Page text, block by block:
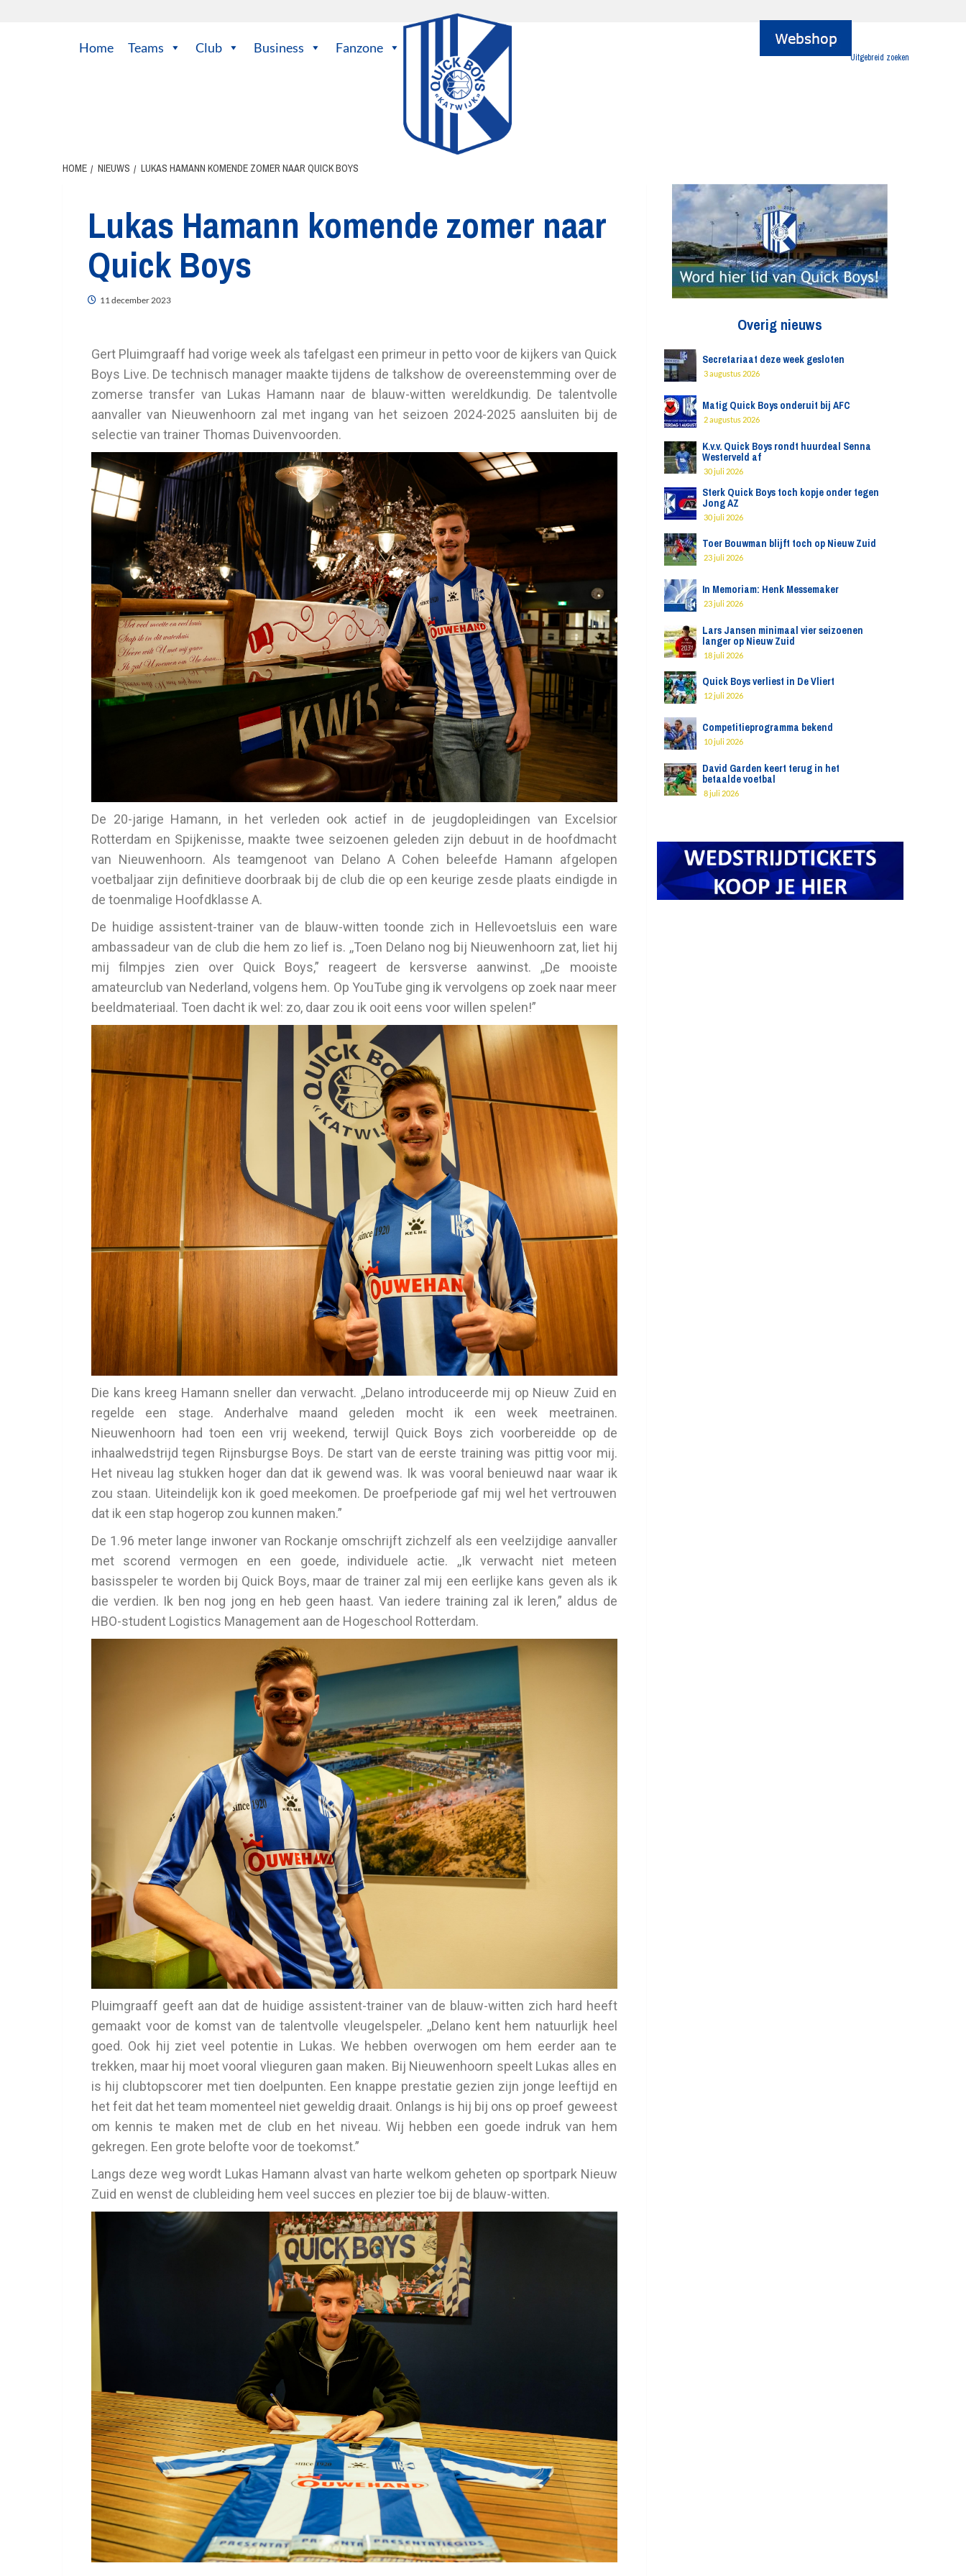
Home Teams Club Business Fanzone
Uitgebreid zoeken
HOME NIEUWS LUKAS HAMANN KOMENDE ZOMER NAAR QUICK BOYS
Lukas Hamann komende zomer naar
Quick Boys
11 december 2023
Gert Pluimgraaff had vorige week als tafelgast een primeur in petto voor de kijkers van Quick
Boys Live. De technisch manager maakte tijdens de talkshow de overeenstemming over de
zomerse transfer van Lukas Hamann naar de blauw-witten wereldkundig. De talentvolle
aanvaller van Nieuwenhoorn zal met ingang van het seizoen 2024-2025 aansluiten bij de
selectie van trainer Thomas Duivenvoorden.
De 20-jarige Hamann, in het verleden ook actief in de jeugdopleidingen van Excelsior
Rotterdam en Spijkenisse, maakte twee seizoenen geleden zijn debuut in de hoofdmacht
van Nieuwenhoorn. Als teamgenoot van Delano A Cohen beleefde Hamann afgelopen
voetbaljaar zijn definitieve doorbraak bij de club die op een keurige zesde plaats eindigde in
de toenmalige Hoofdklasse A.
De huidige assistent-trainer van de blauw-witten toonde zich in Hellevoetsluis een ware
ambassadeur van de club die hem zo lief is. ,,Toen Delano nog bij Nieuwenhoorn zat, liet hij
mij filmpjes zien over Quick Boys,” reageert de kersverse aanwinst. ,,De mooiste
amateurclub van Nederland, volgens hem. Op YouTube ging ik vervolgens op zoek naar meer
beeldmateriaal. Toen dacht ik wel: zo, daar zou ik ooit eens voor willen spelen!”
Die kans kreeg Hamann sneller dan verwacht. ,,Delano introduceerde mij op Nieuw Zuid en
regelde een stage. Anderhalve maand geleden mocht ik een week meetrainen.
Nieuwenhoorn had toen een vrij weekend, terwijl Quick Boys zich voorbereidde op de
inhaalwedstrijd tegen Rijnsburgse Boys. De start van de eerste training was pittig voor mij.
Het niveau lag stukken hoger dan dat ik gewend was. Ik was vooral benieuwd naar waar ik
zou staan. Uiteindelijk kon ik goed meekomen. De proefperiode gaf mij wel het vertrouwen
dat ik een stap hogerop zou kunnen maken.”
De 1.96 meter lange inwoner van Rockanje omschrijft zichzelf als een veelzijdige aanvaller
met scorend vermogen en een goede, individuele actie. ,,Ik verwacht niet meteen
basisspeler te worden bij Quick Boys, maar de trainer zal mij een eerlijke kans geven als ik
die verdien. Ik ben nog jong en heb geen haast. Van iedere training zal ik leren,” aldus de
HBO-student Logistics Management aan de Hogeschool Rotterdam.
Pluimgraaff geeft aan dat de huidige assistent-trainer van de blauw-witten zich hard heeft
gemaakt voor de komst van de talentvolle vleugelspeler. ,,Delano kent hem natuurlijk heel
goed. Ook hij ziet veel potentie in Lukas. We hebben overwogen om hem eerder aan te
trekken, maar hij moet vooral vlieguren gaan maken. Bij Nieuwenhoorn speelt Lukas alles en
is hij clubtopscorer met tien doelpunten. Een knappe prestatie gezien zijn jonge leeftijd en
het feit dat het team momenteel niet geweldig draait. Onlangs is hij bij ons op proef geweest
om kennis te maken met de club en het niveau. Wij hebben een goede indruk van hem
gekregen. Een grote belofte voor de toekomst.”
Langs deze weg wordt Lukas Hamann alvast van harte welkom geheten op sportpark Nieuw
Zuid en wenst de clubleiding hem veel succes en plezier toe bij de blauw-witten.
Overig nieuws
Secretariaat deze week gesloten
3 augustus 2026
Matig Quick Boys onderuit bij AFC
2 augustus 2026
K.v.v. Quick Boys rondt huurdeal Senna
Westerveld af
30 juli 2026
Sterk Quick Boys toch kopje onder tegen
Jong AZ
30 juli 2026
Toer Bouwman blijft toch op Nieuw Zuid
23 juli 2026
In Memoriam: Henk Messemaker
23 juli 2026
Lars Jansen minimaal vier seizoenen
langer op Nieuw Zuid
18 juli 2026
Quick Boys verliest in De Vliert
12 juli 2026
Competitieprogramma bekend
10 juli 2026
David Garden keert terug in het
betaalde voetbal
8 juli 2026